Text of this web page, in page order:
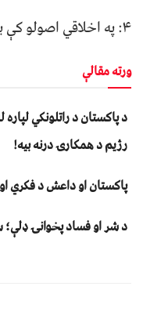
۴: په اخلاقي اصولو کې بې‌پروايي
ورته مقالې
د پاکستان د راتلونکي
رژیم د همکارۍ درنه بیه!
پاکستان او داعش د فکري
د شر او فساد پخوانۍ